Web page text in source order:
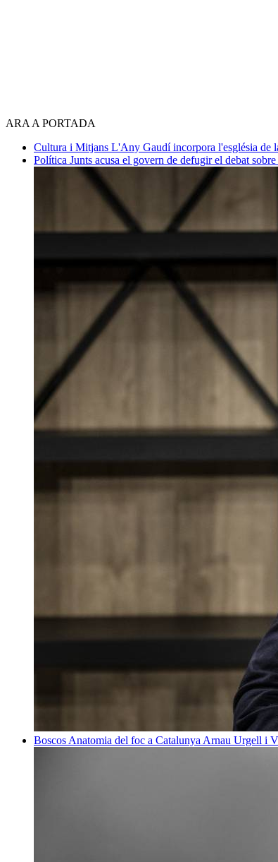
ARA A PORTADA
Cultura i Mitjans L'Any Gaudí incorpora l'església de
Política Junts acusa el govern de defugir el debat
Boscos Anatomia del foc a Catalunya Arnau Urgell i